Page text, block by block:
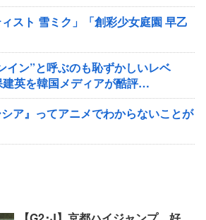
ィスト 雪ミク」「創彩少女庭園 早乙
イン”と呼ぶのも恥ずかしいレベ
建英を韓国メディアが酷評…
シア』ってアニメでわからないことが